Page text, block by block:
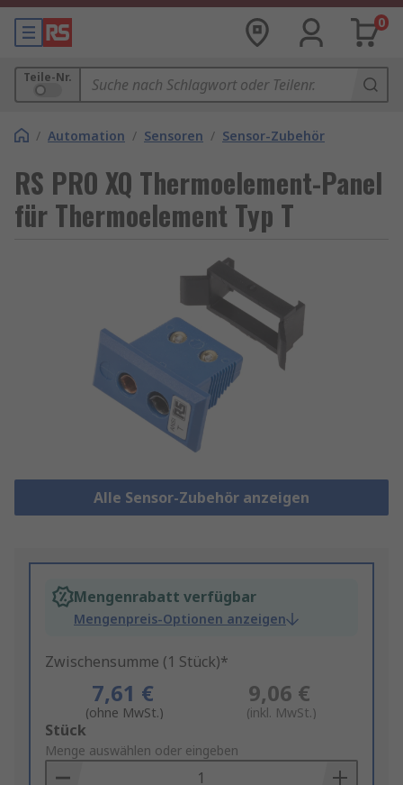
0
Teile-Nr.
/ Automation / Sensoren / Sensor-Zubehör
RS PRO XQ Thermoelement-Panel
für Thermoelement Typ T
Alle Sensor-Zubehör anzeigen
Mengenrabatt verfügbar
Mengenpreis-Optionen anzeigen
Zwischensumme (1 Stück)*
7,61 €
(ohne MwSt.)
9,06 €
(inkl. MwSt.)
Add
to
Basket
Stück
Menge auswählen oder eingeben